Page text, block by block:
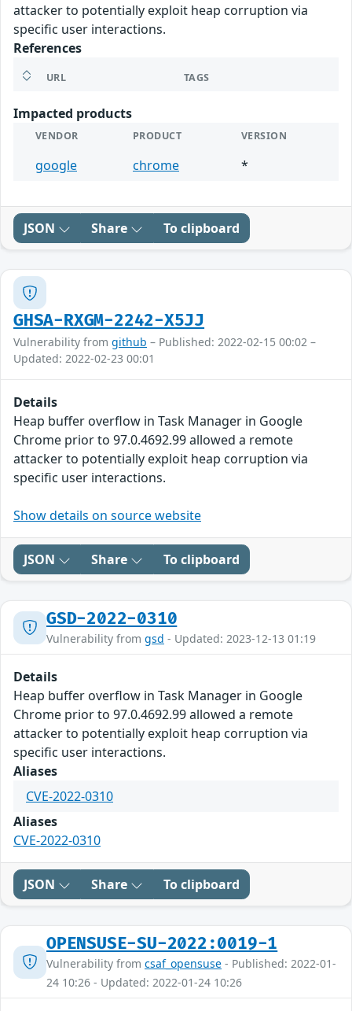
attacker to potentially exploit heap corruption via
specific user interactions.
References
URL TAGS
Impacted products
VENDOR PRODUCT VERSION
google chrome *
JSON Share To clipboard
GHSA-RXGM-2242-X5JJ
Vulnerability from github – Published: 2022-02-15 00:02 –
Updated: 2022-02-23 00:01
Details
Heap buffer overflow in Task Manager in Google
Chrome prior to 97.0.4692.99 allowed a remote
attacker to potentially exploit heap corruption via
specific user interactions.
Show details on source website
JSON Share To clipboard
GSD-2022-0310
Vulnerability from gsd - Updated: 2023-12-13 01:19
Details
Heap buffer overflow in Task Manager in Google
Chrome prior to 97.0.4692.99 allowed a remote
attacker to potentially exploit heap corruption via
specific user interactions.
Aliases
CVE-2022-0310
Aliases
CVE-2022-0310
JSON Share To clipboard
OPENSUSE-SU-2022:0019-1
Vulnerability from csaf_opensuse - Published: 2022-01-
24 10:26 - Updated: 2022-01-24 10:26